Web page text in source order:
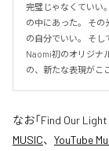
完璧じゃなくていい
の中にあった。 その
の自分でいい。 そし
Naomi初のオリジナ
の、新たな表現がこ
なお「Find Our
MUSIC、 YouTube